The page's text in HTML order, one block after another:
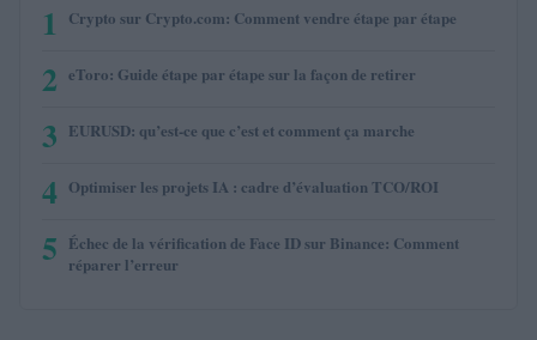
1 Crypto sur Crypto.com: Comment vendre étape par étape
2 eToro: Guide étape par étape sur la façon de retirer
3 EURUSD: qu’est-ce que c’est et comment ça marche
4 Optimiser les projets IA : cadre d’évaluation TCO/ROI
5 Échec de la vérification de Face ID sur Binance: Comment
réparer l’erreur